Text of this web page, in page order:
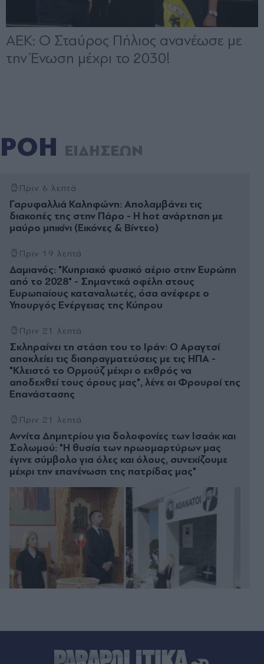
ΡΟΗ ΕΙΔΗΣΕΩΝ
Πριν 6 λεπτά
Γαρυφαλλιά Καληφώνη: Απολαμβάνει τις
διακοπές της στην Πάρο - Η hot ανάρτηση με
μαύρο μπικίνι (Εικόνες & Βίντεο)
Πριν 19 λεπτά
Δαμιανός: "Κυπριακό φυσικό αέριο στην Ευρώπη
από το 2028" - Σημαντικά οφέλη στους
Ευρωπαίους καταναλωτές, όσα ανέφερε ο
Υπουργός Ενέργειας της Κύπρου
Πριν 21 λεπτά
Σκληραίνει τη στάση του το Ιράν: Ο Αραγτσί
αποκλείει τις διαπραγματεύσεις με τις ΗΠΑ -
"Κλειστό το Ορμούζ μέχρι ο εχθρός να
αποδεχθεί τους όρους μας", λένε οι Φρουροί της
Επανάστασης
Πριν 21 λεπτά
Αννίτα Δημητρίου για δολοφονίες των Ισαάκ και
Σολωμού: "Η θυσία των ηρωομαρτύρων μας
έγινε σύμβολο για όλες και όλους, συνεχίζουμε
μέχρι την επανένωση της πατρίδας μας"
Κατερίνα Καινούργιου: Αγκαλιά με την κόρη της